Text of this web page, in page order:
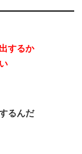
するか
るんだ